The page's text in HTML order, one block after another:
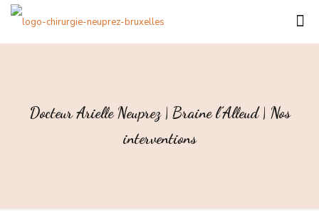
Docteur Arielle Neuprez | Braine l’Alleud | Nos
interventions